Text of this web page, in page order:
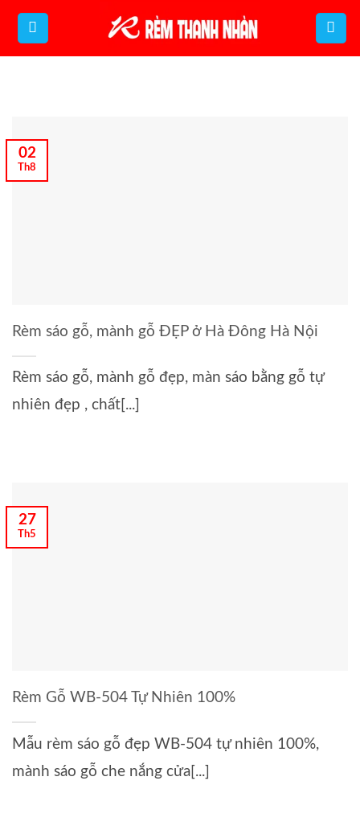
Bỏ
qua
Rèm sáo gỗ, mành gỗ ĐẸP ở Hà Đông Hà Nội
Rèm sáo gỗ, mành gỗ đẹp, màn sáo bằng gỗ tự
nhiên đẹp , chất[...]
02
Th8
Rèm Gỗ WB-504 Tự Nhiên 100%
Mẫu rèm sáo gỗ đẹp WB-504 tự nhiên 100%,
mành sáo gỗ che nắng cửa[...]
27
Th5